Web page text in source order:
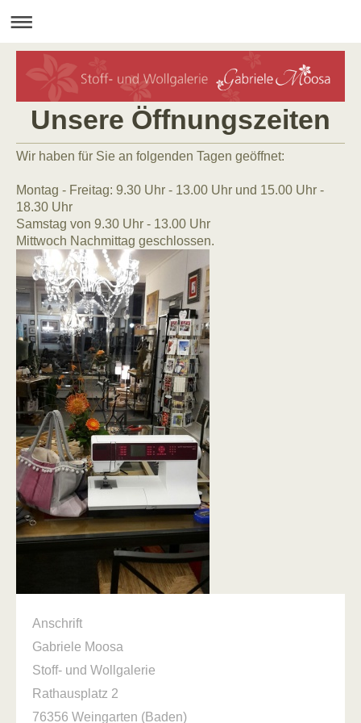
Unsere Öffnungszeiten
Wir haben für Sie an folgenden Tagen geöffnet:
Montag - Freitag: 9.30 Uhr - 13.00 Uhr und 15.00 Uhr -
18.30 Uhr
Samstag von 9.30 Uhr - 13.00 Uhr
Mittwoch Nachmittag geschlossen.
Anschrift
Gabriele Moosa
Stoff- und Wollgalerie
Rathausplatz 2
76356 Weingarten (Baden)